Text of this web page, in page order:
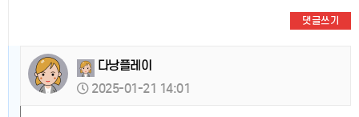
댓글쓰기
다낭플레이
2025-01-21 14:01